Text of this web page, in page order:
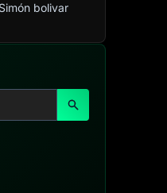
bolivar